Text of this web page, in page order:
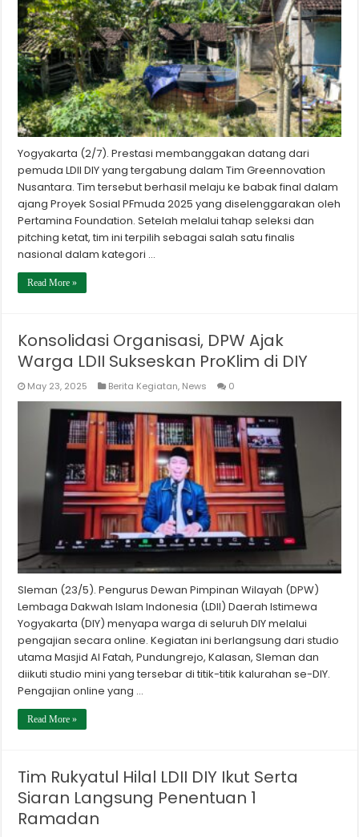
Yogyakarta (2/7). Prestasi membanggakan datang dari
pemuda LDII DIY yang tergabung dalam Tim Greennovation
Nusantara. Tim tersebut berhasil melaju ke babak final dalam
ajang Proyek Sosial PFmuda 2025 yang diselenggarakan oleh
Pertamina Foundation. Setelah melalui tahap seleksi dan
pitching ketat, tim ini terpilih sebagai salah satu finalis
nasional dalam kategori …
Read More »
Konsolidasi Organisasi, DPW Ajak
Warga LDII Sukseskan ProKlim di DIY
May 23, 2025 Berita Kegiatan, News 0
Sleman (23/5). Pengurus Dewan Pimpinan Wilayah (DPW)
Lembaga Dakwah Islam Indonesia (LDII) Daerah Istimewa
Yogyakarta (DIY) menyapa warga di seluruh DIY melalui
pengajian secara online. Kegiatan ini berlangsung dari studio
utama Masjid Al Fatah, Pundungrejo, Kalasan, Sleman dan
diikuti studio mini yang tersebar di titik-titik kalurahan se-DIY.
Pengajian online yang …
Read More »
Tim Rukyatul Hilal LDII DIY Ikut Serta
Siaran Langsung Penentuan 1
Ramadan